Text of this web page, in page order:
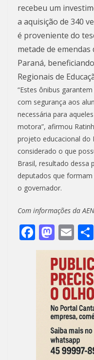
recebeu um
a aquisição de 340
é proveniente do
metade de
Paraná,
Regionais de
“Estes ônibus
com segurança aos
necessária para
motora”, afirmou
projeto educacional do
considerado o que
Brasil, resultado dessa
deputados que formam
o governador.
Com informações da AEN
F
ac
M
as
to
d
o
n
E
m
ai
l